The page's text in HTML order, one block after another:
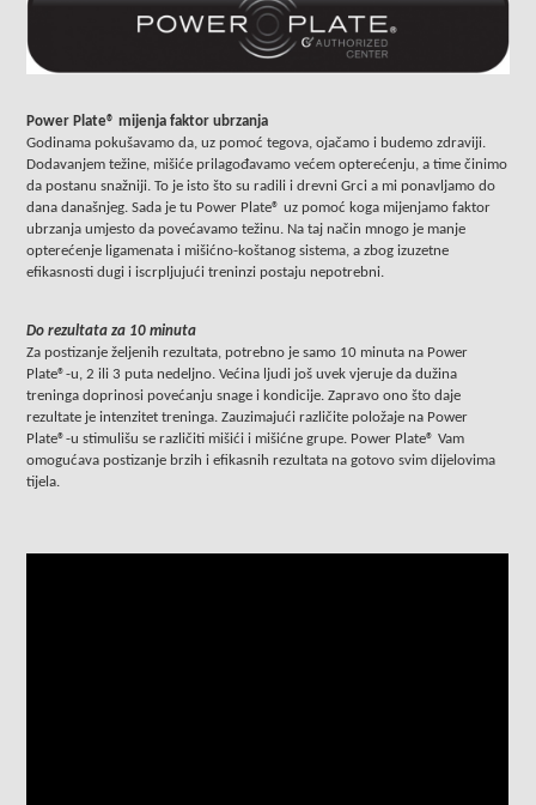
Power Plate® mijenja faktor ubrzanja
Godinama pokušavamo da, uz pomoć tegova, ojačamo i budemo zdraviji.
Dodavanjem težine, mišiće prilagođavamo većem opterećenju, a time činimo
da postanu snažniji. To je isto što su radili i drevni Grci a mi ponavljamo do
dana današnjeg. Sada je tu Power Plate® uz pomoć koga mijenjamo faktor
ubrzanja umjesto da povećavamo težinu. Na taj način mnogo je manje
opterećenje ligamenata i mišićno-koštanog sistema, a zbog izuzetne
efikasnosti dugi i iscrpljujući treninzi postaju nepotrebni.
Do rezultata za 10 minuta
Za postizanje željenih rezultata, potrebno je samo 10 minuta na Power
Plate®-u, 2 ili 3 puta nedeljno. Većina ljudi još uvek vjeruje da dužina
treninga doprinosi povećanju snage i kondicije. Zapravo ono što daje
rezultate je intenzitet treninga. Zauzimajući različite položaje na Power
Plate®-u stimulišu se različiti mišići i mišićne grupe. Power Plate® Vam
omogućava postizanje brzih i efikasnih rezultata na gotovo svim dijelovima
tijela.